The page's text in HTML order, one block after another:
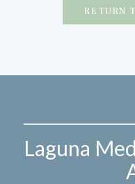
RETURN
Laguna